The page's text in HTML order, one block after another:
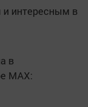
интересным в
в
MАХ: